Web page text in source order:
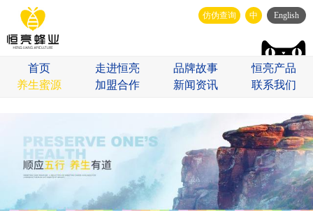
仿伪查询 中 English
首页 走进恒亮 品牌故事
恒亮产品
养生蜜源
加盟合作 新闻资讯 联系我们